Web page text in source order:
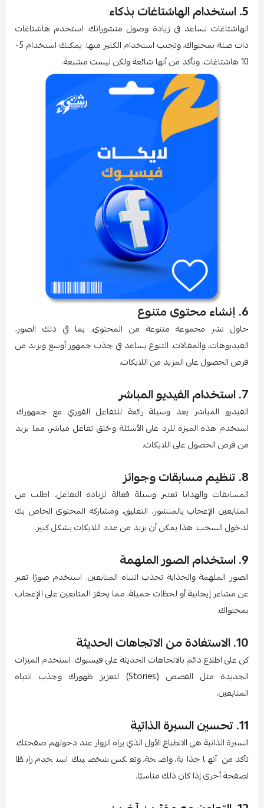
5. استخدام الهاشتاغات بذكاء
الهاشتاغات تساعد في زيادة وصول منشوراتك. استخدم هاشتاغات
ذات صلة بمحتواك، وتجنب استخدام الكثير منها. يمكنك استخدام 5-
10 هاشتاغات، وتأكد من أنها شائعة ولكن ليست مشبعة.
6. إنشاء محتوى متنوع
حاول نشر مجموعة متنوعة من المحتوى، بما في ذلك الصور،
الفيديوهات، والمقالات. التنوع يساعد في جذب جمهور أوسع ويزيد من
فرص الحصول على المزيد من اللايكات.
7. استخدام الفيديو المباشر
الفيديو المباشر يعد وسيلة رائعة للتفاعل الفوري مع جمهورك.
استخدم هذه الميزة للرد على الأسئلة وخلق تفاعل مباشر، مما يزيد
من فرص الحصول على اللايكات.
8. تنظيم مسابقات وجوائز
المسابقات والهدايا تعتبر وسيلة فعالة لزيادة التفاعل. اطلب من
المتابعين الإعجاب بالمنشور، التعليق، ومشاركة المحتوى الخاص بك
لدخول السحب. هذا يمكن أن يزيد من عدد اللايكات بشكل كبير.
9. استخدام الصور الملهمة
الصور الملهمة والجذابة تجذب انتباه المتابعين. استخدم صورًا تعبر
عن مشاعر إيجابية أو لحظات جميلة، مما يحفز المتابعين على الإعجاب
بمحتواك.
10. الاستفادة من الاتجاهات الحديثة
كن على اطلاع دائم بالاتجاهات الحديثة على فيسبوك. استخدم الميزات
الجديدة مثل القصص (Stories) لتعزيز ظهورك وجذب انتباه
المتابعين.
11. تحسين السيرة الذاتية
السيرة الذاتية هي الانطباع الأول الذي يراه الزوار عند دخولهم صفحتك.
تأكد من أنها جذابة، واضحة، وتعكس شخصيتك. استخدم رابطًا
لصفحة أخرى إذا كان ذلك مناسبًا.